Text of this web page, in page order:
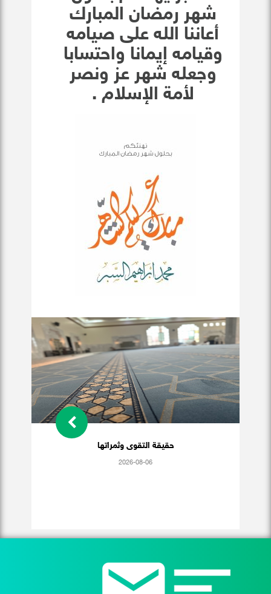
شهر رمضان المبارك
أعاننا الله على صيامه
وقيامه إيمانا واحتسابا
وجعله شهر عز ونصر
لأمة الإسلام .
حقيقة التقوى وثمراتها
2026-08-06